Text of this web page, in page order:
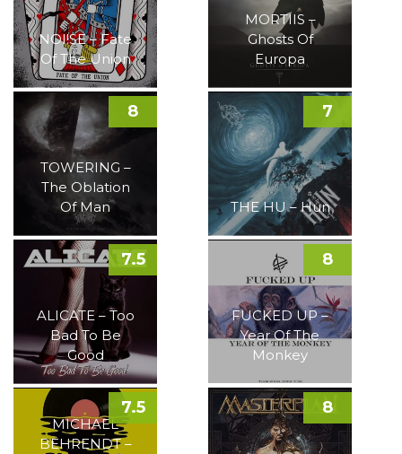
NOI!SE – Fate
Of The Union
MORTIIS –
Ghosts Of
Europa
TOWERING –
The Oblation
Of Man
8
THE HU – Hun
7
ALICATE – Too
Bad To Be
Good
7.5
FUCKED UP –
Year Of The
Monkey
8
MICHAEL
BEHRENDT –
7.5 8